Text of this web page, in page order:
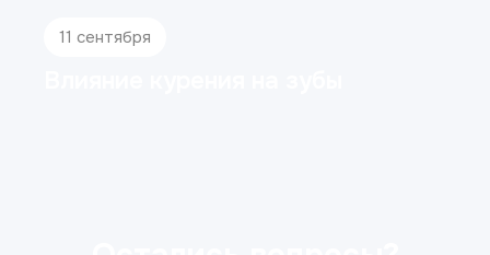
11 сентября